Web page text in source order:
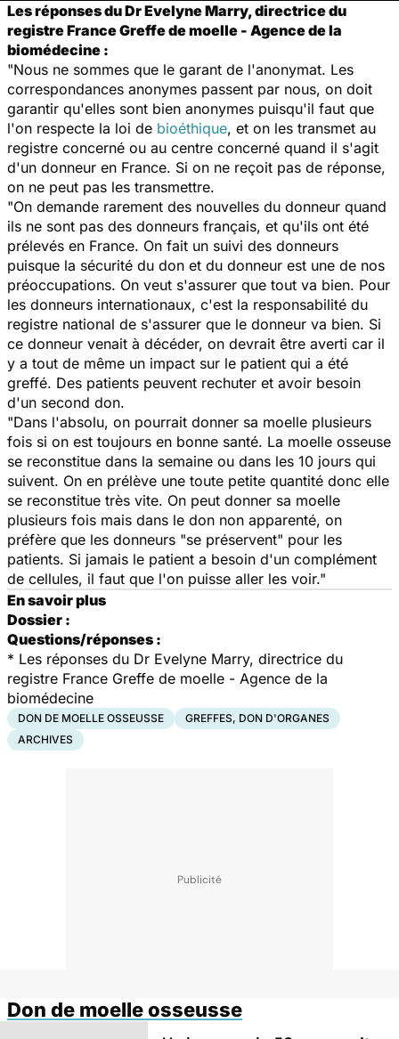
Les réponses du Dr Evelyne Marry, directrice du
registre France Greffe de moelle - Agence de la
biomédecine :
"Nous ne sommes que le garant de l'anonymat. Les
correspondances anonymes passent par nous, on doit
garantir qu'elles sont bien anonymes puisqu'il faut que
l'on respecte la loi de bioéthique, et on les transmet au
registre concerné ou au centre concerné quand il s'agit
d'un donneur en France. Si on ne reçoit pas de réponse,
on ne peut pas les transmettre.
"On demande rarement des nouvelles du donneur quand
ils ne sont pas des donneurs français, et qu'ils ont été
prélevés en France. On fait un suivi des donneurs
puisque la sécurité du don et du donneur est une de nos
préoccupations. On veut s'assurer que tout va bien. Pour
les donneurs internationaux, c'est la responsabilité du
registre national de s'assurer que le donneur va bien. Si
ce donneur venait à décéder, on devrait être averti car il
y a tout de même un impact sur le patient qui a été
greffé. Des patients peuvent rechuter et avoir besoin
d'un second don.
"Dans l'absolu, on pourrait donner sa moelle plusieurs
fois si on est toujours en bonne santé. La moelle osseuse
se reconstitue dans la semaine ou dans les 10 jours qui
suivent. On en prélève une toute petite quantité donc elle
se reconstitue très vite. On peut donner sa moelle
plusieurs fois mais dans le don non apparenté, on
préfère que les donneurs "se préservent" pour les
patients. Si jamais le patient a besoin d'un complément
de cellules, il faut que l'on puisse aller les voir."
En savoir plus
Dossier :
Questions/réponses :
* Les réponses du Dr Evelyne Marry, directrice du
registre France Greffe de moelle - Agence de la
biomédecine
DON DE MOELLE OSSEUSSE
GREFFES, DON D'ORGANES
ARCHIVES
Don de moelle osseusse